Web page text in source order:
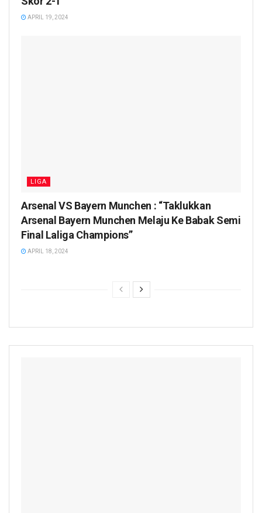
APRIL 19, 2024
LIGA
Arsenal VS Bayern Munchen : “Taklukkan
Arsenal Bayern Munchen Melaju Ke Babak Semi
Final Laliga Champions”
APRIL 18, 2024